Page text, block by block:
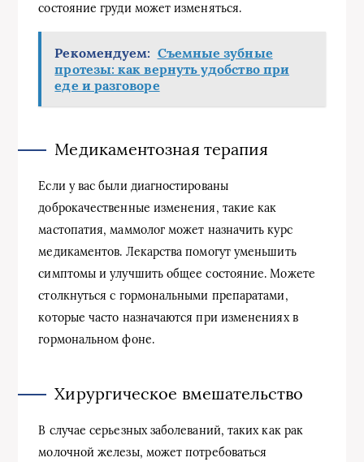
состояние груди может изменяться.
Рекомендуем: Съемные зубные
протезы: как вернуть удобство при
еде и разговоре
Медикаментозная терапия
Если у вас были диагностированы
доброкачественные изменения, такие как
мастопатия, маммолог может назначить курс
медикаментов. Лекарства помогут уменьшить
симптомы и улучшить общее состояние. Можете
столкнуться с гормональными препаратами,
которые часто назначаются при изменениях в
гормональном фоне.
Хирургическое вмешательство
В случае серьезных заболеваний, таких как рак
молочной железы, может потребоваться